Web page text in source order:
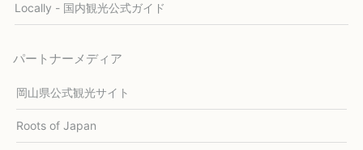
Locally - 国内観光公式ガイド
パートナーメディア
岡山県公式観光サイト
Roots of Japan